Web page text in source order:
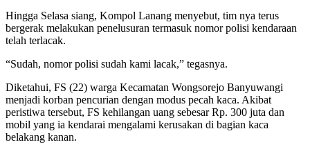
Hingga Selasa siang, Kompol Lanang menyebut, tim nya terus
bergerak melakukan penelusuran termasuk nomor polisi kendaraan
telah terlacak.
“Sudah, nomor polisi sudah kami lacak,” tegasnya.
Diketahui, FS (22) warga Kecamatan Wongsorejo Banyuwangi
menjadi korban pencurian dengan modus pecah kaca. Akibat
peristiwa tersebut, FS kehilangan uang sebesar Rp. 300 juta dan
mobil yang ia kendarai mengalami kerusakan di bagian kaca
belakang kanan.